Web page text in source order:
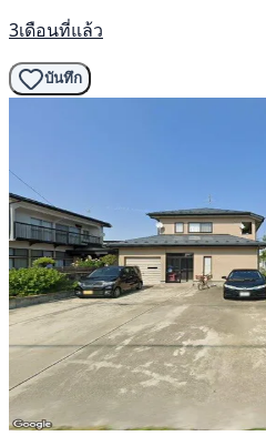
3เดือนที่แล้ว
บันทึก